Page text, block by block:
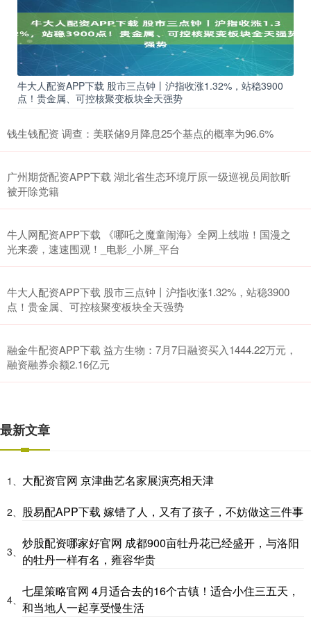
牛大人配资APP下载 股市三点钟丨沪指收涨1.32%，站稳3900
点！贵金属、可控核聚变板块全天强势
钱生钱配资 调查：美联储9月降息25个基点的概率为96.6%
广州期货配资APP下载 湖北省生态环境厅原一级巡视员周歆昕
被开除党籍
牛人网配资APP下载 《哪吒之魔童闹海》全网上线啦！国漫之
光来袭，速速围观！_电影_小屏_平台
牛大人配资APP下载 股市三点钟丨沪指收涨1.32%，站稳3900
点！贵金属、可控核聚变板块全天强势
融金牛配资APP下载 益方生物：7月7日融资买入1444.22万元，
融资融券余额2.16亿元
最新文章
1、 大配资官网 京津曲艺名家展演亮相天津
2、 股易配APP下载 嫁错了人，又有了孩子，不妨做这三件事
3、
炒股配资哪家好官网 成都900亩牡丹花已经盛开，与洛阳
的牡丹一样有名，雍容华贵
4、
七星策略官网 4月适合去的16个古镇！适合小住三五天，
和当地人一起享受慢生活